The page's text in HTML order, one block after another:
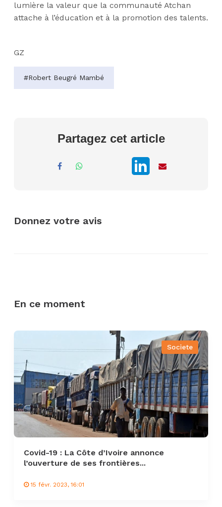
lumière la valeur que la communauté Atchan
attache à l’éducation et à la promotion des talents.
GZ
#Robert Beugré Mambé
Partagez cet article
Donnez votre avis
En ce moment
Societe
Covid-19 : La Côte d’Ivoire annonce
l’ouverture de ses frontières...
15 févr. 2023, 16:01